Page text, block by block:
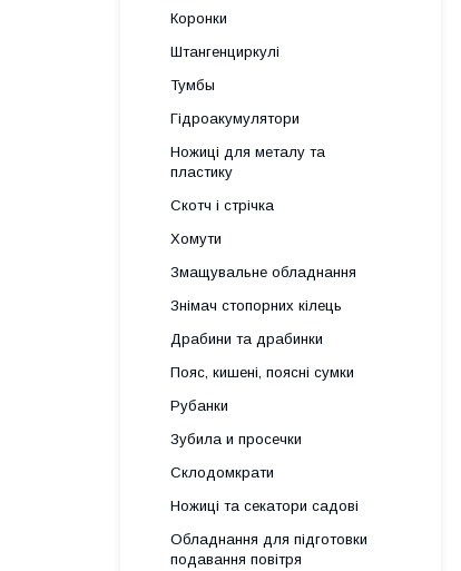
Коронки
Штангенциркулі
Тумбы
Гідроакумулятори
Ножиці для металу та
пластику
Скотч і стрічка
Хомути
Змащувальне обладнання
Знімач стопорних кілець
Драбини та драбинки
Пояс, кишені, поясні сумки
Рубанки
Зубила и просечки
Склодомкрати
Ножиці та секатори садові
Обладнання для підготовки
подавання повітря